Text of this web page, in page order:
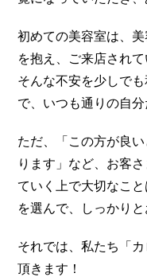
初めての美容室は、
を抱え、ご来店され
そんな不安を少しで
で、いつも通りの自
ただ、「この方が良
ります」など、お客
ていく上で大切なこ
を選んで、しっかり
それでは、私たち「
頂きます！